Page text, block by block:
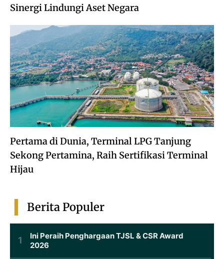
Sinergi Lindungi Aset Negara
Pertama di Dunia, Terminal LPG Tanjung
Sekong Pertamina, Raih Sertifikasi Terminal
Hijau
Berita Populer